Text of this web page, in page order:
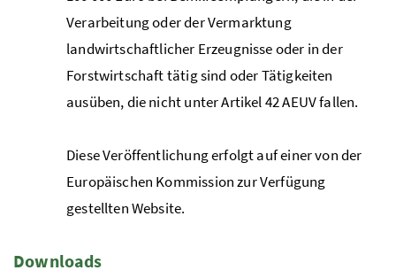
Verarbeitung oder der Vermarktung
landwirtschaftlicher Erzeugnisse oder in der
Forstwirtschaft tätig sind oder Tätigkeiten
ausüben, die nicht unter Artikel 42AEUVfallen.
Diese Veröffentlichung erfolgt auf einer von der
Europäischen Kommission zur Verfügung
gestellten Website.
Downloads